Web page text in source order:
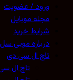
ورود / عضویت
مجله موبایل
شرایط خرید
درباره موبی سل
تاچ ال سی دی
تاچ ال سی دی